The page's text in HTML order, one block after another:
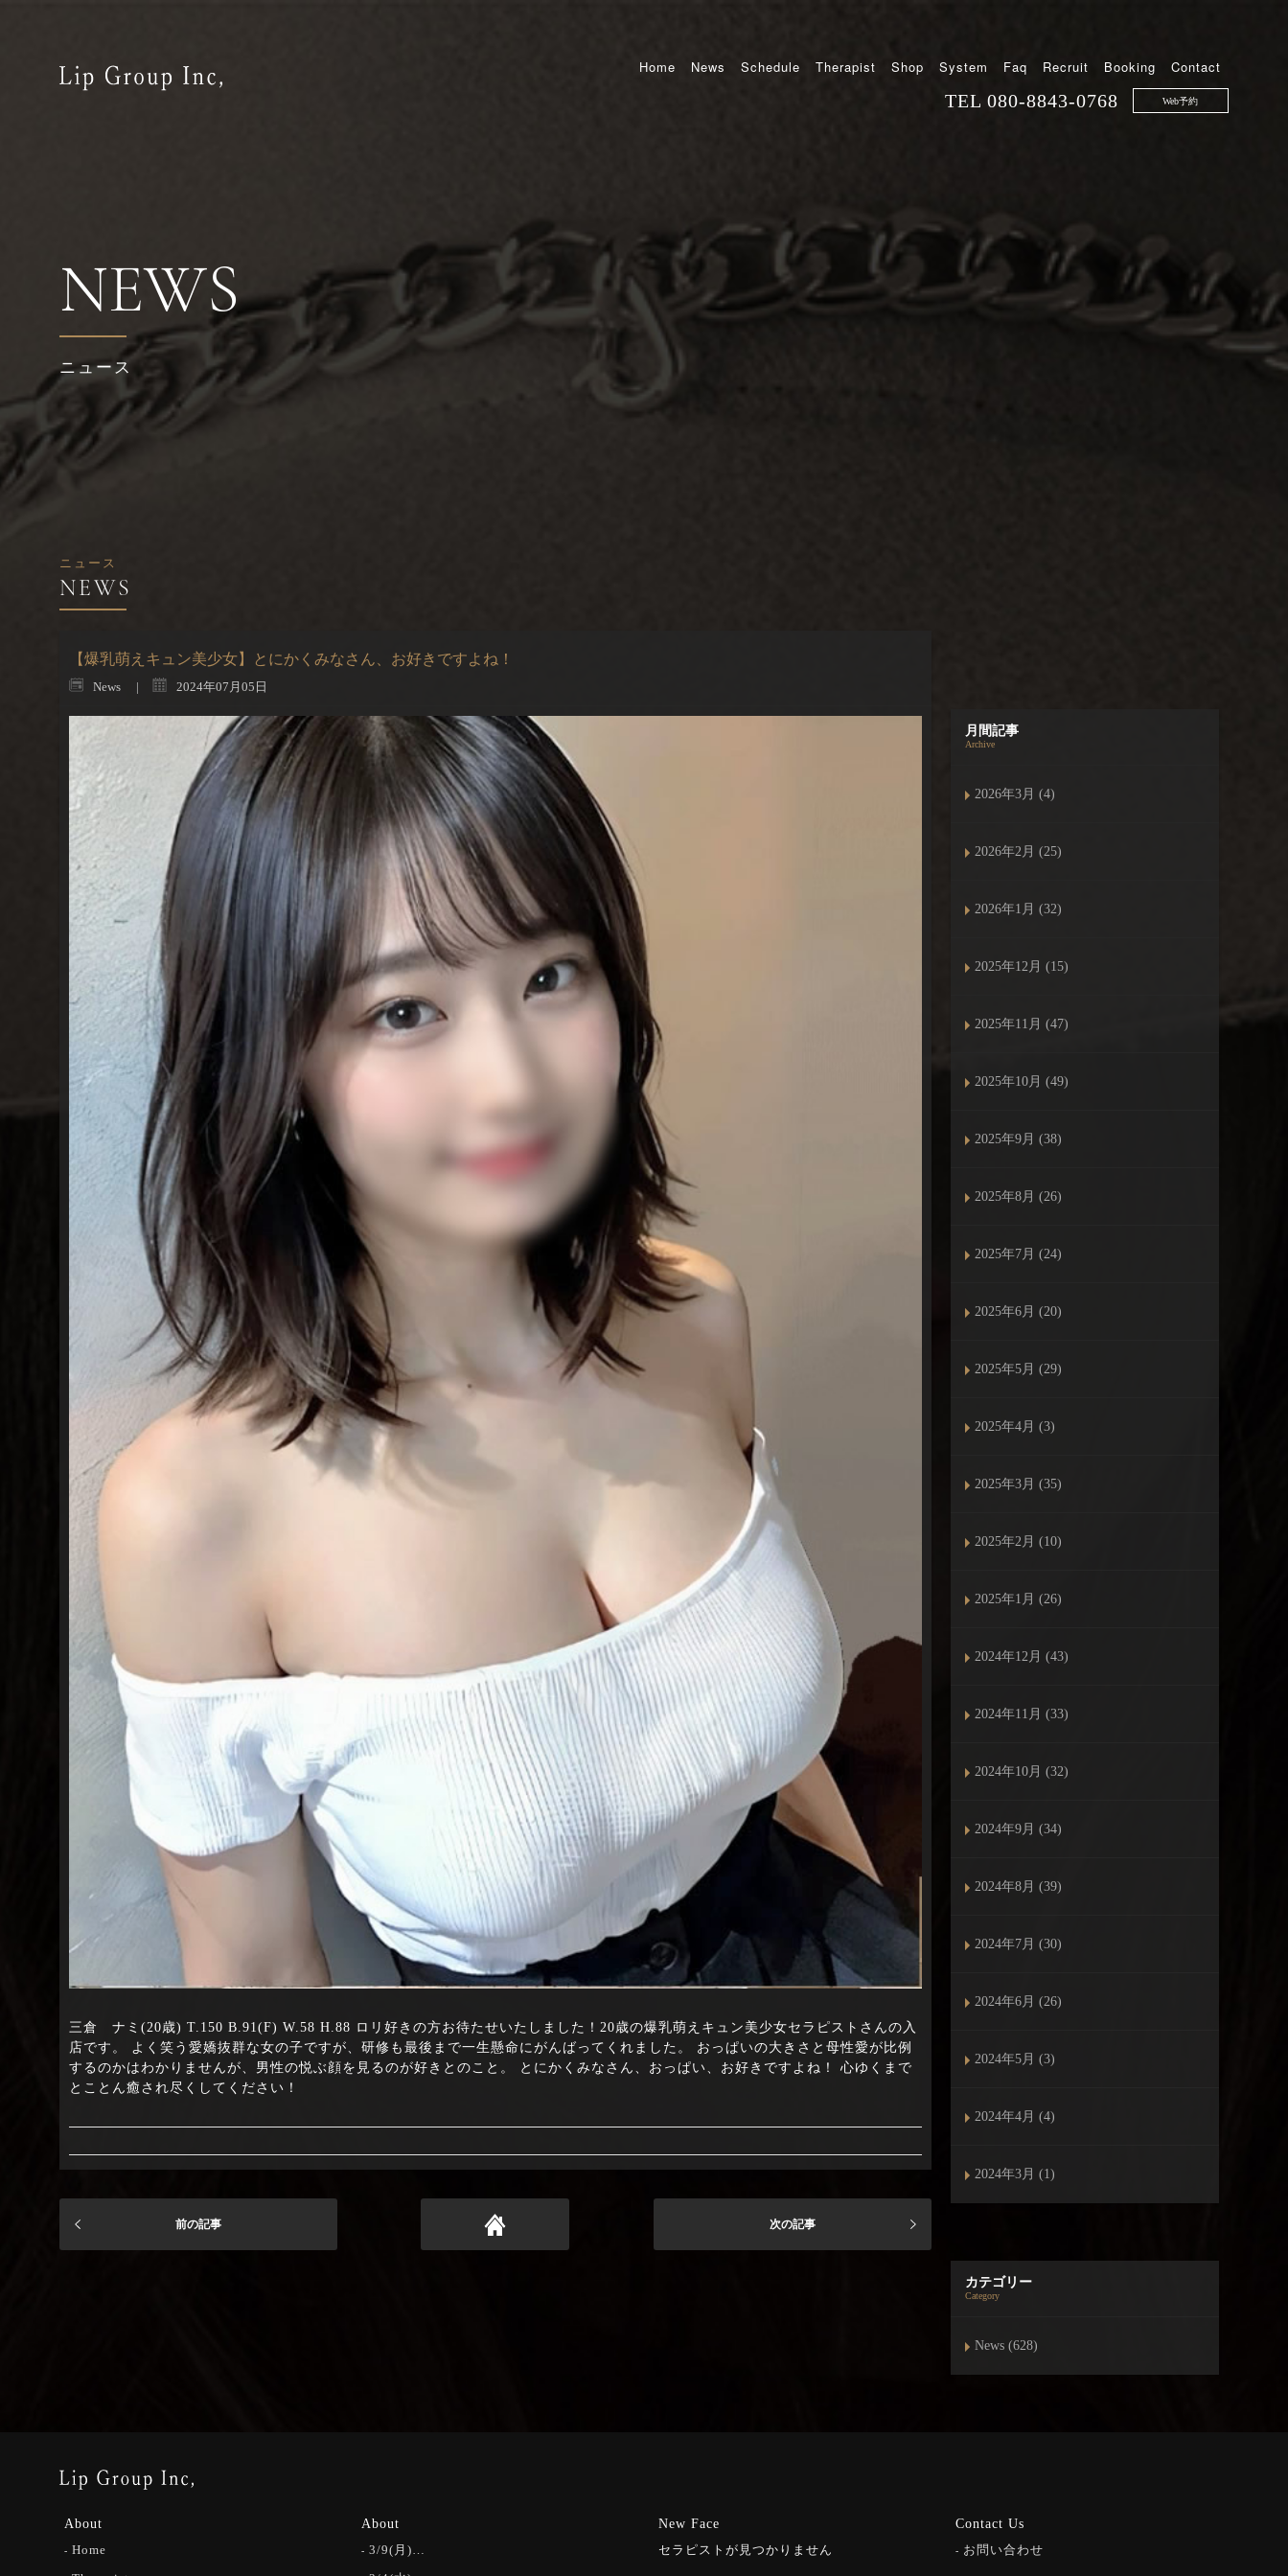
Home News Schedule Therapist Shop System Faq Recruit Booking Contact
TEL 080-8843-0768 Web予約
NEWS
ニュース
ニュース
【爆乳萌えキュン美少女】とにかくみなさん、お好きですよね！
News 2024年07月05日
三倉 ナミ(20歳) T.150 B.91(F) W.58 H.88 ロリ好きの方お待たせいたしました！20歳の爆乳萌えキュン美少女セラピストさんの入
店です。 よく笑う愛嬌抜群な女の子ですが、研修も最後まで一生懸命にがんばってくれました。 おっぱいの大きさと母性愛が比例
するのかはわかりませんが、男性の悦ぶ顔を見るのが好きとのこと。 とにかくみなさん、おっぱい、お好きですよね！ 心ゆくまで
とことん癒され尽くしてください！
前の記事 次の記事
月間記事
Archive
2026年3月 (4)
2026年2月 (25)
2026年1月 (32)
2025年12月 (15)
2025年11月 (47)
2025年10月 (49)
2025年9月 (38)
2025年8月 (26)
2025年7月 (24)
2025年6月 (20)
2025年5月 (29)
2025年4月 (3)
2025年3月 (35)
2025年2月 (10)
2025年1月 (26)
2024年12月 (43)
2024年11月 (33)
2024年10月 (32)
2024年9月 (34)
2024年8月 (39)
2024年7月 (30)
2024年6月 (26)
2024年5月 (3)
2024年4月 (4)
2024年3月 (1)
カテゴリー
Category
News (628)
About
Home
About
3/9(月)…
New Face
セラピストが見つかりません
Contact Us
お問い合わせ